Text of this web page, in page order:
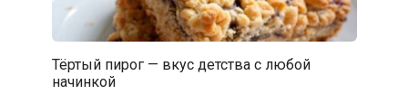
Тёртый пирог — вкус детства с любой
начинкой